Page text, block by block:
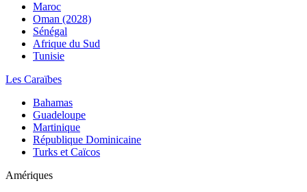
Maroc
Oman (2028)
Sénégal
Afrique du Sud
Tunisie
Les Caraïbes
Bahamas
Guadeloupe
Martinique
République Dominicaine
Turks et Caïcos
Amériques